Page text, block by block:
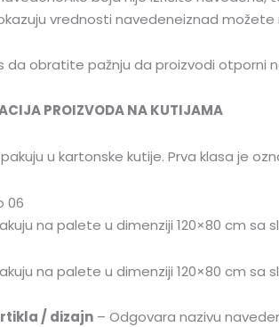
vrednosti navedeneiznad možete
da obratite pažnju da proizvodi otporni
PROIZVODA NA KUTIJAMA
u kartonske kutije. Prva klasa je
na palete u dimenziji 120×80 cm sa
na palete u dimenziji 120×80 cm sa
/ dizajn – Odgovara nazivu